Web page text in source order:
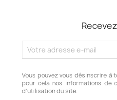
Vous pouvez vous désinscrire à
pour cela nos informations de
d'utilisation du site.